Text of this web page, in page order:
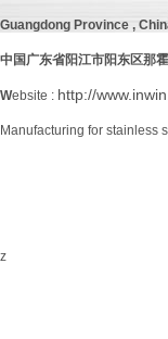
Guangdong Province ,
中国广东省阳江市阳东区那
Website : http://
Manufacturing for stainless
z